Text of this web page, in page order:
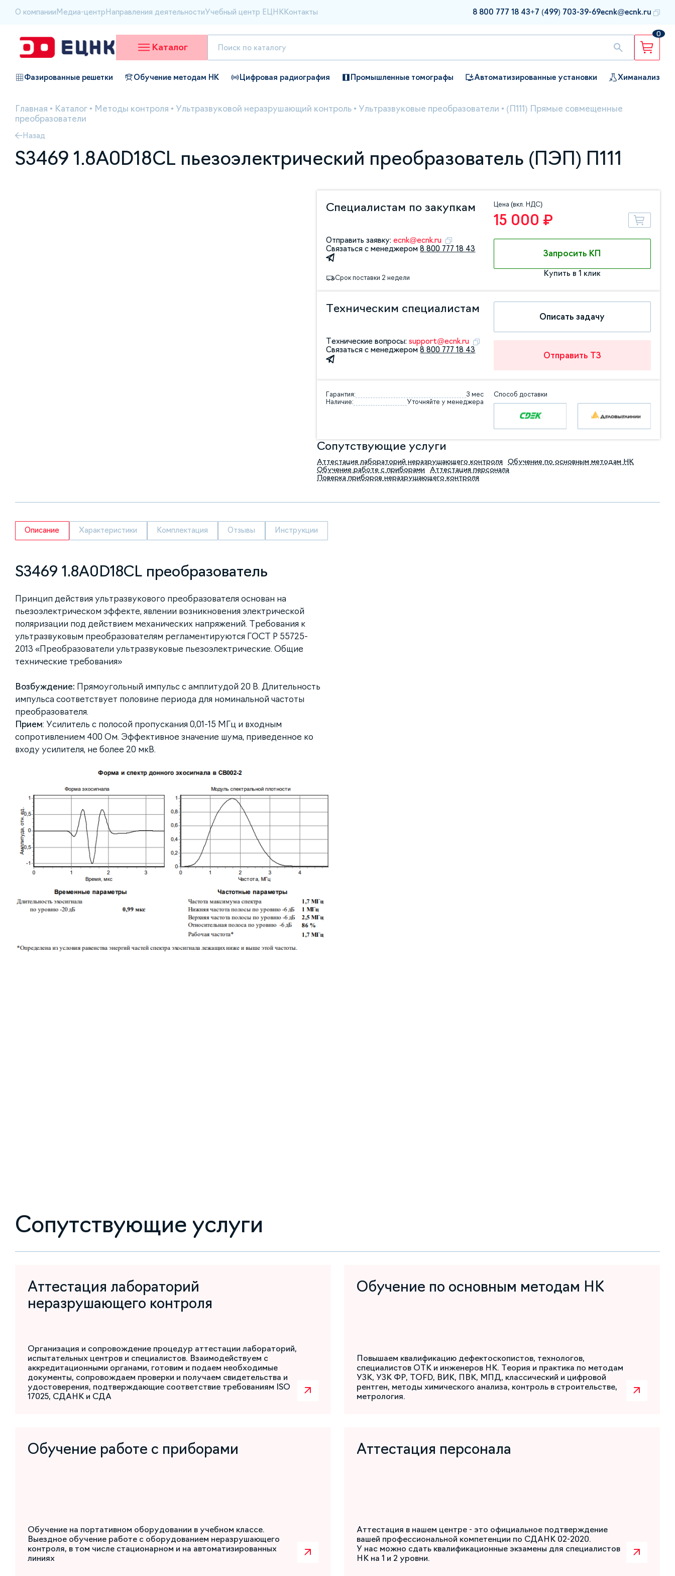
О компании Медиа-центр Направления деятельностиУчебный центр ЕЦНК Контакты 8 800 777 18 43+7 (499) 703-39-69ecnk@ecnk.ru
Каталог
0
Фазированные решетки Обучение методам НК Цифровая радиография Промышленные томографы Автоматизированные установки Химанализ
Главная • Каталог • Методы контроля • Ультразвуковой неразрушающий контроль • Ультразвуковые преобразователи • (П111) Прямые совмещенные
преобразователи
Назад
S3469 1.8A0D18CL пьезоэлектрический преобразователь (ПЭП) П111
Специалистам по закупкам
Отправить заявку:ecnk@ecnk.ru
Связаться с менеджером8 800 777 18 43
Срок поставки 2 недели
Цена (вкл. НДС)
15 000 ₽
Запросить КП
Купить в 1 клик
Техническим специалистам
Технические вопросы:support@ecnk.ru
Связаться с менеджером8 800 777 18 43
Описать задачу
Отправить ТЗ
Гарантия:
3 мес
Наличие:
Уточняйте у менеджера
Способ доставки
Сопутствующие услуги
Аттестация лабораторий неразрушающего контроля
Обучение по основным методам НК
Обучение работе с приборами
Аттестация персонала
Поверка приборов неразрушающего контроля
Описание Характеристики Комплектация Отзывы Инструкции
S3469 1.8A0D18CL преобразователь
Принцип действия ультразвукового преобразователя основан на
пьезоэлектрическом эффекте, явлении возникновения электрической
поляризации под действием механических напряжений. Требования к
ультразвуковым преобразователям регламентируются ГОСТ Р 55725-
2013 «Преобразователи ультразвуковые пьезоэлектрические. Общие
технические требования»
Возбуждение: Прямоугольный импульс с амплитудой 20 В. Длительность
импульса соответствует половине периода для номинальной частоты
преобразователя.
Прием: Усилитель с полосой пропускания 0,01-15 МГц и входным
сопротивлением 400 Ом. Эффективное значение шума, приведенное ко
входу усилителя, не более 20 мкВ.
Сопутствующие услуги
Аттестация лабораторий
неразрушающего контроля
Организация и сопровождение процедур аттестации лабораторий,
испытательных центров и специалистов. Взаимодействуем с
аккредитационными органами, готовим и подаем необходимые
документы, сопровождаем проверки и получаем свидетельства и
удостоверения, подтверждающие соответствие требованиям ISO
17025, СДАНК и СДА
Обучение по основным методам НК
Повышаем квалификацию дефектоскопистов, технологов,
специалистов ОТК и инженеров НК. Теория и практика по методам
УЗК, УЗК ФР, TOFD, ВИК, ПВК, МПД, классический и цифровой
рентген, методы химического анализа, контроль в строительстве,
метрология.
Обучение работе с приборами
Обучение на портативном оборудовании в учебном классе.
Выездное обучение работе с оборудованием неразрушающего
контроля, в том числе стационарном и на автоматизированных
линиях
Аттестация персонала
Аттестация в нашем центре - это официальное подтверждение
вашей профессиональной компетенции по СДАНК 02-2020.
У нас можно сдать квалификационные экзамены для специалистов
НК на 1 и 2 уровни.